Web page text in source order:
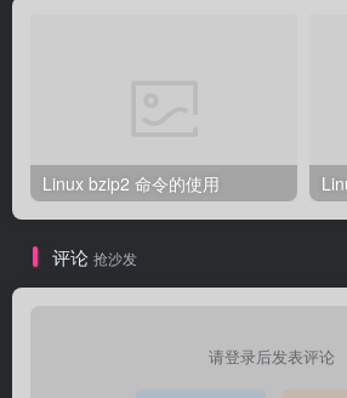
Linux bzip2 命令的使用
评论 抢沙发
请登录后发表评论